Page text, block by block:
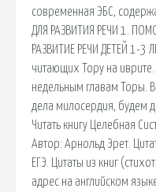
современная ЭБС,
ДЛЯ РАЗВИТИЯ РЕЧИ 1.
РАЗВИТИЕ РЕЧИ ДЕТЕЙ 1-3
читающих Тору на
недельным главам Торы.
дела милосердия, будем
Читать книгу Целебная
Автор: Арнольд Эрет.
ЕГЭ. Цитаты из книг
адрес на английском